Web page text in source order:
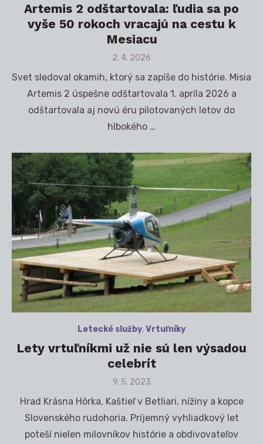
Artemis 2 odštartovala: ľudia sa po
vyše 50 rokoch vracajú na cestu k
Mesiacu
Posted
2. 4. 2026
Svet sledoval okamih, ktorý sa zapíše do histórie. Misia
Artemis 2 úspešne odštartovala 1. apríla 2026 a
odštartovala aj novú éru pilotovaných letov do
hlbokého …
Letecké služby,Vrtuľníky
Lety vrtuľníkmi už nie sú len výsadou
celebrít
Posted
9. 5. 2023
Hrad Krásna Hôrka, Kaštieľ v Betliari, nížiny a kopce
Slovenského rudohoria. Príjemný vyhliadkový let
poteší nielen milovníkov histórie a obdivovateľov